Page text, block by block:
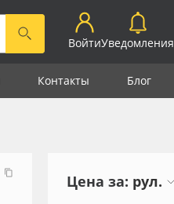
ВойтиУведомления
Контакты Блог
Цена за: рул.